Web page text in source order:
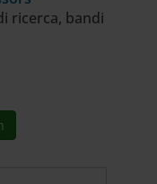
ricerca, bandi